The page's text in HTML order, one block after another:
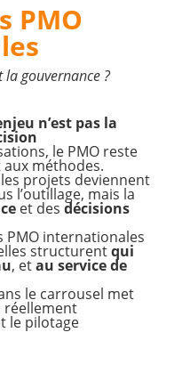
PMO
gouvernance ?
n’est pas la
le PMO reste
méthodes.
projets deviennent
l’outillage, mais la
et des décisions
PMO internationales
structurentqui
, etau service de
le carrousel met
réellement
le pilotage